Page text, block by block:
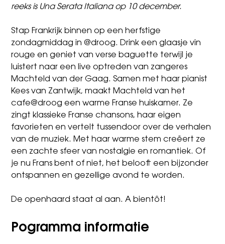
reeks is Una Serata Italiana op 10 december.
Stap Frankrijk binnen op een herfstige
zondagmiddag in @droog. Drink een glaasje vin
rouge en geniet van verse baguette terwijl je
luistert naar een live optreden van zangeres
Machteld van der Gaag. Samen met haar pianist
Kees van Zantwijk, maakt Machteld van het
cafe@droog een warme Franse huiskamer. Ze
zingt klassieke Franse chansons, haar eigen
favorieten en vertelt tussendoor over de verhalen
van de muziek. Met haar warme stem creëert ze
een zachte sfeer van nostalgie en romantiek. Of
je nu Frans bent of niet, het belooft een bijzonder
ontspannen en gezellige avond te worden.
De openhaard staat al aan. A bientôt!
Pogramma informatie